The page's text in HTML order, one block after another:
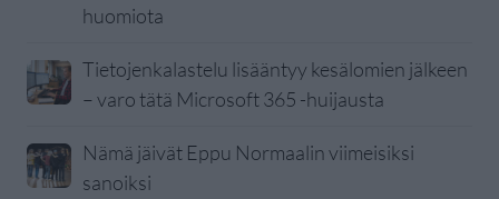
huomiota
Tietojenkalastelu lisääntyy kesälomien jälkeen
– varo tätä Microsoft 365 -huijausta
Nämä jäivät Eppu Normaalin viimeisiksi
sanoiksi